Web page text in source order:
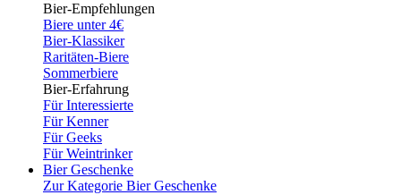
Bier-Empfehlungen
Biere unter 4€
Bier-Klassiker
Raritäten-Biere
Sommerbiere
Bier-Erfahrung
Für Interessierte
Für Kenner
Für Geeks
Für Weintrinker
Bier Geschenke
Zur Kategorie Bier Geschenke